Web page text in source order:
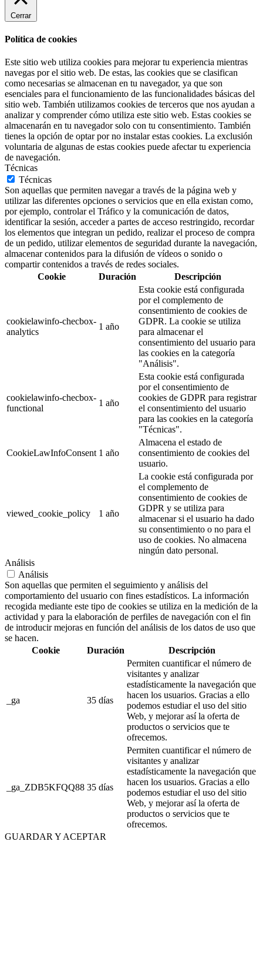
Cerrar
Política de cookies
Este sitio web utiliza cookies para mejorar tu experiencia mientras
navegas por el sitio web. De estas, las cookies que se clasifican
como necesarias se almacenan en tu navegador, ya que son
esenciales para el funcionamiento de las funcionalidades básicas del
sitio web. También utilizamos cookies de terceros que nos ayudan a
analizar y comprender cómo utiliza este sitio web. Estas cookies se
almacenarán en tu navegador solo con tu consentimiento. También
tienes la opción de optar por no instalar estas cookies. La exclusión
voluntaria de algunas de estas cookies puede afectar tu experiencia
de navegación.
Técnicas
Técnicas
Son aquellas que permiten navegar a través de la página web y
utilizar las diferentes opciones o servicios que en ella existan como,
por ejemplo, controlar el Tráfico y la comunicación de datos,
identificar la sesión, acceder a partes de acceso restringido, recordar
los elementos que integran un pedido, realizar el proceso de compra
de un pedido, utilizar elementos de seguridad durante la navegación,
almacenar contenidos para la difusión de vídeos o sonido o
compartir contenidos a través de redes sociales.
Cookie
Duración Descripción
cookielawinfo-checbox-
analytics
1 año
Esta cookie está configurada
por el complemento de
consentimiento de cookies de
GDPR. La cookie se utiliza
para almacenar el
consentimiento del usuario para
las cookies en la categoría
"Análisis".
cookielawinfo-checbox-
functional
1 año
Esta cookie está configurada
por el consentimiento de
cookies de GDPR para registrar
el consentimiento del usuario
para las cookies en la categoría
"Técnicas".
CookieLawInfoConsent 1 año
Almacena el estado de
consentimiento de cookies del
usuario.
viewed_cookie_policy 1 año
La cookie está configurada por
el complemento de
consentimiento de cookies de
GDPR y se utiliza para
almacenar si el usuario ha dado
su consentimiento o no para el
uso de cookies. No almacena
ningún dato personal.
Análisis
Análisis
Son aquellas que permiten el seguimiento y análisis del
comportamiento del usuario con fines estadísticos. La información
recogida mediante este tipo de cookies se utiliza en la medición de la
actividad y para la elaboración de perfiles de navegación con el fin
de introducir mejoras en función del análisis de los datos de uso que
se hacen.
Cookie
Duración Descripción
_ga 35 días
Permiten cuantificar el número de
visitantes y analizar
estadísticamente la navegación que
hacen los usuarios. Gracias a ello
podemos estudiar el uso del sitio
Web, y mejorar así la oferta de
productos o servicios que te
ofrecemos.
_ga_ZDB5KFQQ88 35 días
Permiten cuantificar el número de
visitantes y analizar
estadísticamente la navegación que
hacen los usuarios. Gracias a ello
podemos estudiar el uso del sitio
Web, y mejorar así la oferta de
productos o servicios que te
ofrecemos.
GUARDAR Y ACEPTAR